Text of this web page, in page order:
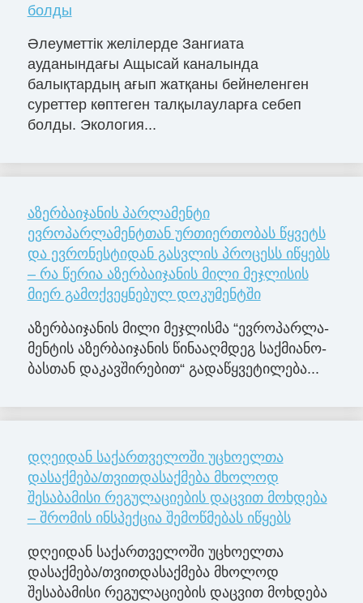
болды
Әлеуметтік желілерде Зангиата
ауданындағы Ащысай каналында
балықтардың ағып жатқаны бейнеленген
суреттер көптеген талқылауларға себеп
болды. Экология...
აზერბაიჯანის პარლამენტი
ევროპარლამენტთან ურთიერთობას წყვეტს
და ევრონესტიდან გასვლის პროცესს იწყებს
– რა წერია აზერბაიჯანის მილი მეჯლისის
მიერ გამოქვეყნებულ დოკუმენტში
აზერ­ბა­ი­ჯა­ნის მილი მე­ჯლის­მა “ევ­რო­პარ­ლა­
მენ­ტის აზერ­ბა­ი­ჯა­ნის წი­ნა­აღ­მდეგ საქ­მი­ა­ნო­
ბას­თან და­კავ­ში­რე­ბით“ გა­და­წყვე­ტი­ლე­ბა...
დღეიდან საქართველოში უცხოელთა
დასაქმება/თვითდასაქმება მხოლოდ
შესაბამისი რეგულაციების დაცვით მოხდება
– შრომის ინსპექცია შემოწმებას იწყებს
დღეიდან საქართველოში უცხოელთა
დასაქმება/თვითდასაქმება მხოლოდ
შესაბამისი რეგულაციების დაცვით მოხდება